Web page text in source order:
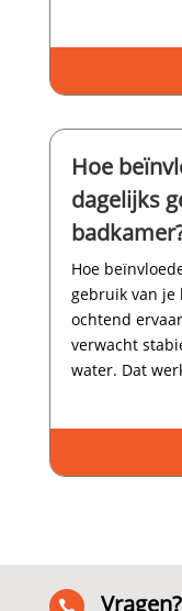
Hoe
dagelijks
Hoe
gebruik van je
ochtend
verwacht
water.​ Dat
